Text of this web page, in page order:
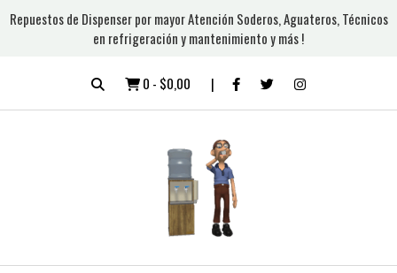
Repuestos de Dispenser por mayor Atención Soderos, Aguateros, Técnicos
en refrigeración y mantenimiento y más !
0 - $0,00